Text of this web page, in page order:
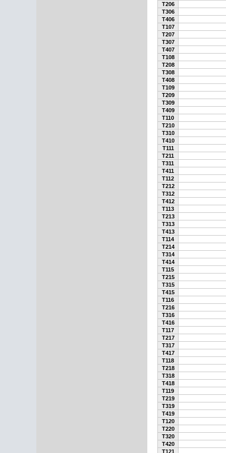
T206
T306
T406
T107
T207
T307
T407
T108
T208
T308
T408
T109
T209
T309
T409
T110
T210
T310
T410
T111
T211
T311
T411
T112
T212
T312
T412
T113
T213
T313
T413
T114
T214
T314
T414
T115
T215
T315
T415
T116
T216
T316
T416
T117
T217
T317
T417
T118
T218
T318
T418
T119
T219
T319
T419
T120
T220
T320
T420
T121